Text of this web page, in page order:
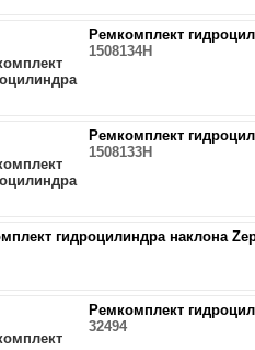
Ремкомплект
1508134H
Ремкомплект
1508133H
гидроцилиндра наклона
Ремкомплект
32494